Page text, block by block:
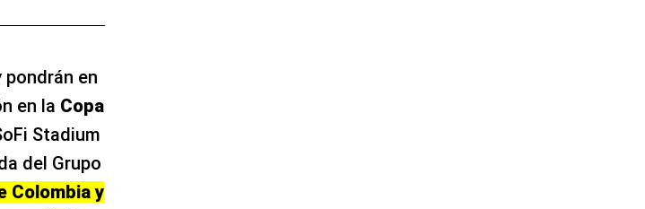
pondrán en
en la Copa
Stadium
del Grupo
Colombia y